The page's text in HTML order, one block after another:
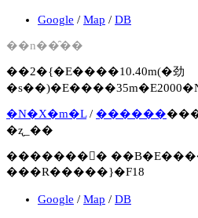
Google / Map / DB
��n��̑��
��2�{�E����10.40m(�劲
�N�X�m�L/ ������
�ʐ_��
�������񍐏�
���R�����}�F18
Google / Map / DB